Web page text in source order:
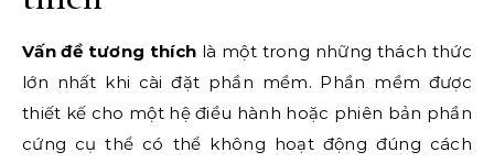
Vấn đề tương thích là một trong những thách thức
lớn nhất khi cài đặt phần mềm. Phần mềm được
thiết kế cho một hệ điều hành hoặc phiên bản phần
cứng cụ thể có thể không hoạt động đúng cách